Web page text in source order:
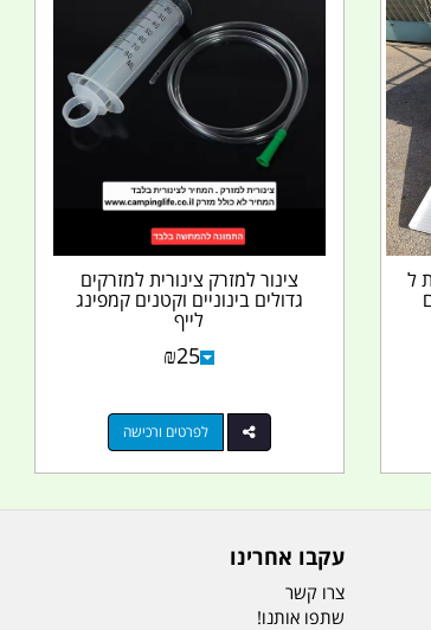
ל צינור למזרק צינורית למזרקים
גדולים בינוניים וקטנים קמפינג
לייף
₪25
לפרטים ורכישה
עקבו אחרינו
צרו קשר
שתפו אותנו!